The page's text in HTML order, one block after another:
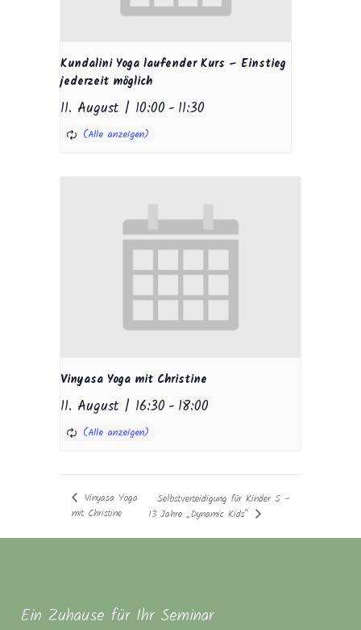
Kundalini Yoga laufender Kurs – Einstieg
jederzeit möglich
11. August | 10:00 -11:30
Vinyasa Yoga mit Christine
11. August | 16:30 -18:00
Vinyasa Yoga
mit Christine
Selbstverteidigung für Kinder 5 –
13 Jahre „Dynamic Kids“
Ein Zuhause für Ihr Seminar